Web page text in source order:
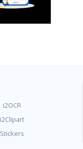
i2OCR
i2Clipart
Stickers